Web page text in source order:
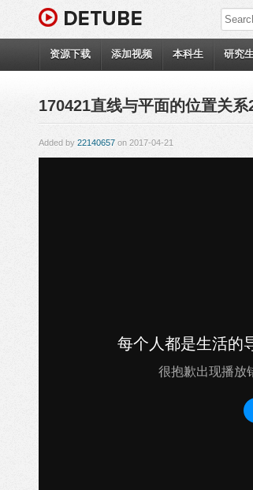
资源下载 添加视频 本科生 研究
170421直线与平面的位置关系
Added by 22140657 on 2017-04-21